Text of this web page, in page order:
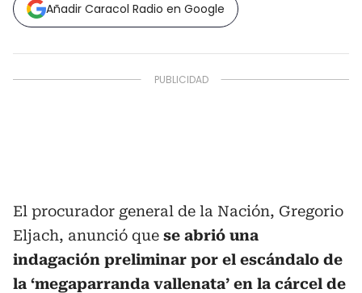
Añadir Caracol Radio en Google
El procurador general de la Nación, Gregorio
Eljach, anunció que se abrió una
indagación preliminar por el escándalo de
la ‘megaparranda vallenata’ en la cárcel de